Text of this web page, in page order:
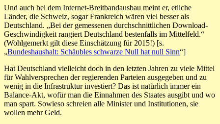
Und auch bei dem Internet-Breitbandausbau meint er, etliche
Länder, die Schweiz, sogar Frankreich wären viel besser als
Deutschland. „Bei der gemessenen durchschnittlichen Download-
Geschwindigkeit rangiert Deutschland bestenfalls im Mittelfeld.“
(Wohlgemerkt gilt diese Einschätzung für 2015!) [s.
„Bundeshaushalt: Schäubles schwarze Null hat null Sinn“]
Hat Deutschland vielleicht doch in den letzten Jahren zu viele Mittel
für Wahlversprechen der regierenden Parteien ausgegeben und zu
wenig in die Infrastruktur investiert? Das ist natürlich immer ein
Balance-Akt, wofür man die Einnahmen des Staates ausgibt und wo
man spart. Sowieso schreien alle Minister und Institutionen, sie
wollen mehr Geld.